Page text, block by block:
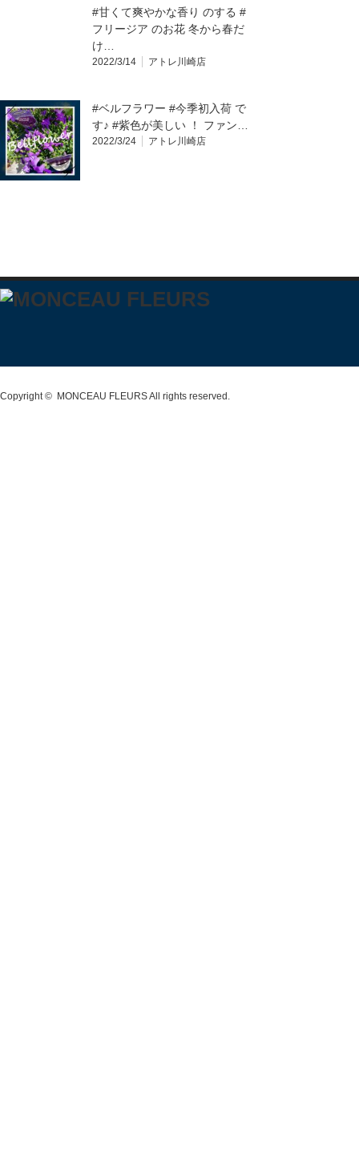
#甘くて爽やかな香り のする #
フリージア のお花 冬から春だ
け…
2022/3/14 アトレ川崎店
#ベルフラワー #今季初入荷 で
す♪ #紫色が美しい ！ ファン…
2022/3/24 アトレ川崎店
Copyright © MONCEAU FLEURSAll rights reserved.